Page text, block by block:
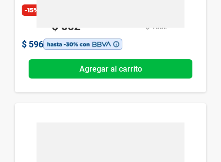
-15%
$ 852 $ 1002
$ 596
Agregar al carrito